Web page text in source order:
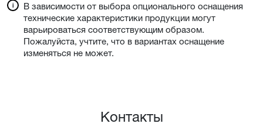
В зависимости от выбора опционального оснащения
технические характеристики продукции могут
варьироваться соответствующим образом.
Пожалуйста, учтите, что в вариантах оснащение
изменяться не может.
Контакты